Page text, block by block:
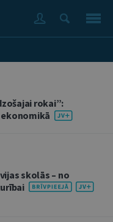
rokai”:
skolās – no